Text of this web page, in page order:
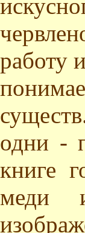
работу
одни -
книге
меди